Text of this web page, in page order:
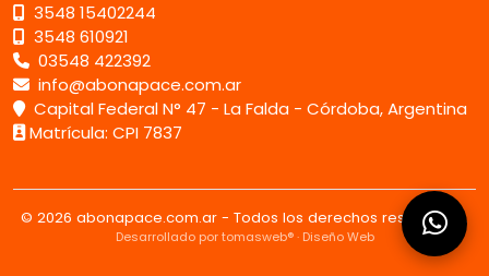
3548 15402244
3548 610921
03548 422392
info@abonapace.com.ar
Capital Federal N° 47 - La Falda - Córdoba, Argentina
Matrícula: CPI 7837
© 2026 abonapace.com.ar - Todos los derechos reservados.
Desarrollado por tomasweb® · Diseño Web